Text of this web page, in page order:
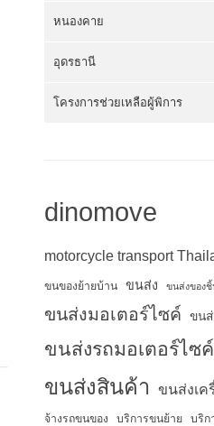
หนองคาย
อุดรธานี
โครงการช่วยเหลือผู้พิการ
dinomove
motorcycle transport
ขนของย้ายบ้าน ขนส่ง ขนส่งของ
ขนส่งมอเตอร์ไซค์ ขน
ขนส่งรถมอเตอร์ไซค์
ขนส่งสินค้า ขนส่งเค
จ้างรถขนของ บริการขนย้าย บริก